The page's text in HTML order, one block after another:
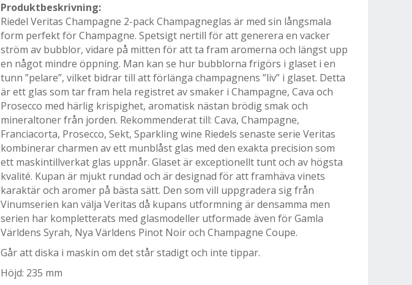
Produktbeskrivning:
Riedel Veritas Champagne 2-pack Champagneglas är med sin långsmala
form perfekt för Champagne. Spetsigt nertill för att generera en vacker
ström av bubblor, vidare på mitten för att ta fram aromerna och längst upp
en något mindre öppning. Man kan se hur bubblorna frigörs i glaset i en
tunn ”pelare”, vilket bidrar till att förlänga champagnens ”liv” i glaset. Detta
är ett glas som tar fram hela registret av smaker i Champagne, Cava och
Prosecco med härlig krispighet, aromatisk nästan brödig smak och
mineraltoner från jorden. Rekommenderat till: Cava, Champagne,
Franciacorta, Prosecco, Sekt, Sparkling wine Riedels senaste serie Veritas
kombinerar charmen av ett munblåst glas med den exakta precision som
ett maskintillverkat glas uppnår. Glaset är exceptionellt tunt och av högsta
kvalité. Kupan är mjukt rundad och är designad för att framhäva vinets
karaktär och aromer på bästa sätt. Den som vill uppgradera sig från
Vinumserien kan välja Veritas då kupans utformning är densamma men
serien har kompletterats med glasmodeller utformade även för Gamla
Världens Syrah, Nya Världens Pinot Noir och Champagne Coupe.
Går att diska i maskin om det står stadigt och inte tippar.
Höjd: 235 mm